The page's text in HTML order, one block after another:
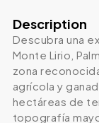
Description
Descubra una
Monte Lirio,
zona
agrícola y
hectáreas de
topografía